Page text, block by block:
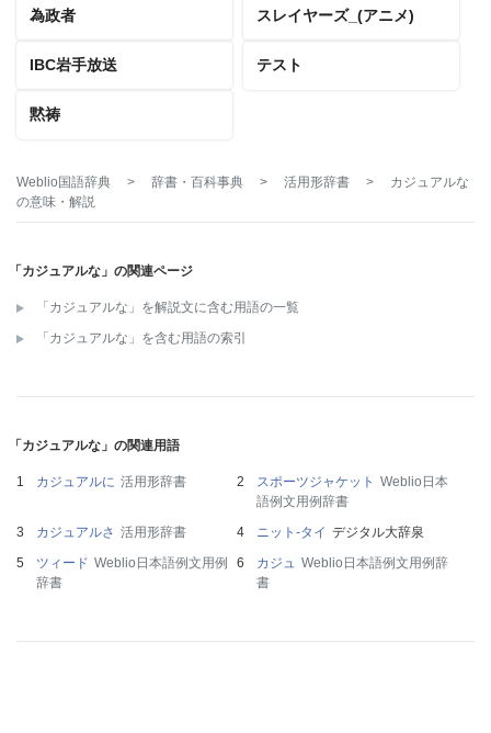
為政者 スレイヤーズ_(アニメ)
IBC岩手放送 テスト
黙祷
Weblio国語辞典 > 辞書・百科事典 > 活用形辞書 >
カジュアルな
の意味・解説
「カジュアルな」の関連ページ
「カジュアルな」を解説文に含む用語の一覧
「カジュアルな」を含む用語の索引
「カジュアルな」の関連用語
カジュアルに 活用形辞書 スポーツジャケット Weblio日本
語例文用例辞書
カジュアルさ 活用形辞書 ニット‐タイ デジタル大辞泉
ツィード Weblio日本語例文用例
辞書
カジュ Weblio日本語例文用例辞
書